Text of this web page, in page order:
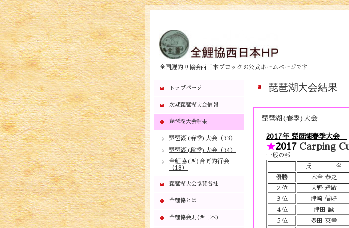
全国鯉釣り協会西日本ブロックの公式ホームページです
琵琶湖大会結果
琵琶湖(春季)大会
2017年 琵琶湖春季大会
★2017 Carping
一般の部
氏 名
優勝
木全 泰之
２位
大野 雅敏
３位
津崎 信好
４位
津田 誠
５位
豊田 英幸
トップページ
次期琵琶湖大会情報
琵琶湖大会結果
琵琶湖(春季)大会（33）
琵琶湖(秋季)大会（34）
全鯉協(西)合同釣行会
（18）
琵琶湖大会協賛各社
全鯉協とは
全鯉協会則(西日本)